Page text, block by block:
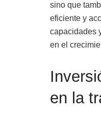
sino que
eficiente y
capacidades
en el
en la